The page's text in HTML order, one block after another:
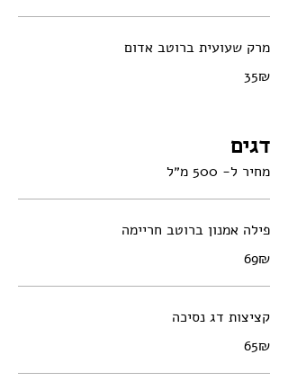
מרק שעועית ברוטב אדום
‏35 ‏₪
דגים
מחיר ל- 500 מ״ל
פילה אמנון ברוטב חריימה
‏69 ‏₪
קציצות דג נסיכה
‏65 ‏₪